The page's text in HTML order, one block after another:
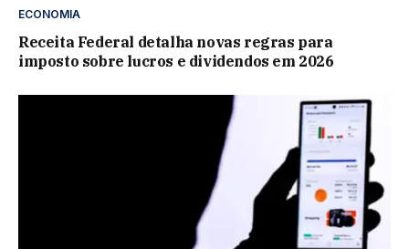
ECONOMIA
Receita Federal detalha novas regras para
imposto sobre lucros e dividendos em 2026